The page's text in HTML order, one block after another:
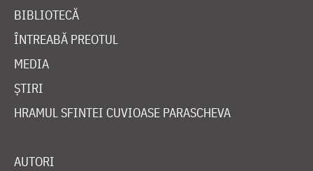
BIBLIOTECĂ
ÎNTREABĂ PREOTUL
MEDIA
ȘTIRI
HRAMUL SFINTEI CUVIOASE PARASCHEVA
AUTORI